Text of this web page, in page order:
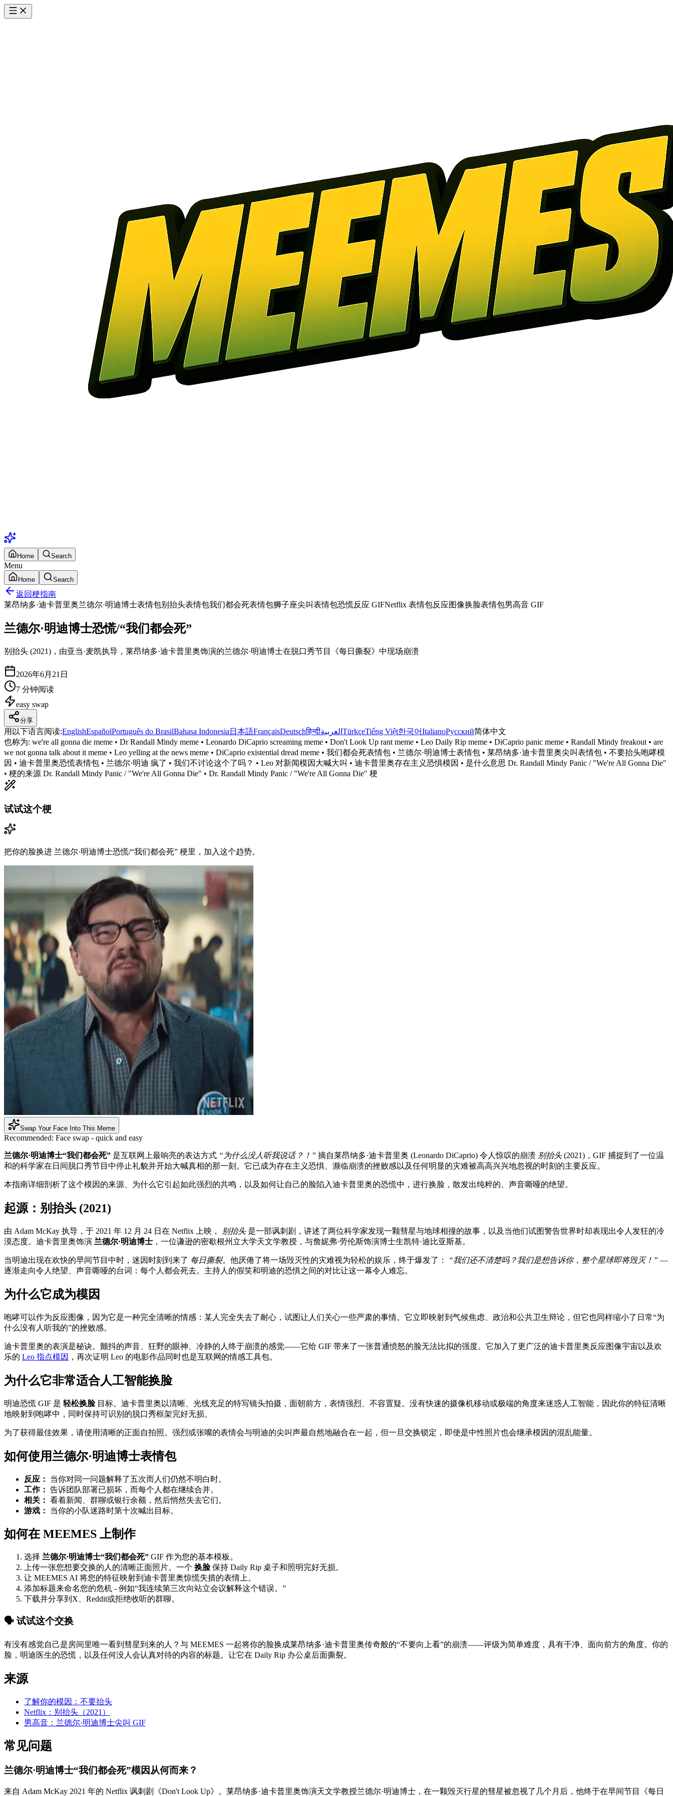
Home Search
Menu
Home Search
返回梗指南
莱昂纳多·迪卡普里奥兰德尔·明迪博士表情包别抬头表情包我们都会死表情包狮子座尖叫表情包恐慌反应 GIFNetflix 表情包反应图像换脸表情包男高音 GIF
兰德尔·明迪博士恐慌/“我们都会死”
别抬头 (2021)，由亚当·麦凯执导，莱昂纳多·迪卡普里奥饰演的兰德尔·明迪博士在脱口秀节目《每日撕裂》中现场崩溃
2026年6月21日
7 分钟阅读
easy swap
分享
用以下语言阅读:EnglishEspañolPortuguês do BrasilBahasa Indonesia 日本語FrançaisDeutschहिन्दीالعربية TürkçeTiếng Việt한국어ItalianoРусский简体中文
也称为: we're all gonna die meme • Dr Randall Mindy meme • Leonardo DiCaprio screaming meme • Don't Look Up rant meme • Leo Daily Rip meme • DiCaprio panic meme • Randall Mindy freakout • are
we not gonna talk about it meme • Leo yelling at the news meme • DiCaprio existential dread meme • 我们都会死表情包 • 兰德尔·明迪博士表情包 • 莱昂纳多·迪卡普里奥尖叫表情包 • 不要抬头咆哮模
因 • 迪卡普里奥恐慌表情包 • 兰德尔·明迪 疯了 • 我们不讨论这个了吗？ • Leo 对新闻模因大喊大叫 • 迪卡普里奥存在主义恐惧模因 • 是什么意思 Dr. Randall Mindy Panic / "We're All Gonna Die"
• 梗的来源 Dr. Randall Mindy Panic / "We're All Gonna Die" • Dr. Randall Mindy Panic / "We're All Gonna Die" 梗
试试这个梗
把你的脸换进 兰德尔·明迪博士恐慌/“我们都会死” 梗里，加入这个趋势。
Swap Your Face Into This Meme
Recommended: Face swap - quick and easy
兰德尔·明迪博士“我们都会死” 是互联网上最响亮的表达方式 “为什么没人听我说话？！” 摘自莱昂纳多·迪卡普里奥 (Leonardo DiCaprio) 令人惊叹的崩溃 别抬头(2021)，GIF 捕捉到了一位温
和的科学家在日间脱口秀节目中停止礼貌并开始大喊真相的那一刻。它已成为存在主义恐惧、濒临崩溃的挫败感以及任何明显的灾难被高高兴兴地忽视的时刻的主要反应。
本指南详细剖析了这个模因的来源、为什么它引起如此强烈的共鸣，以及如何让自己的脸陷入迪卡普里奥的恐慌中，进行换脸，散发出纯粹的、声音嘶哑的绝望。
起源：别抬头 (2021)
由 Adam McKay 执导，于 2021 年 12 月 24 日在 Netflix 上映， 别抬头是一部讽刺剧，讲述了两位科学家发现一颗彗星与地球相撞的故事，以及当他们试图警告世界时却表现出令人发狂的冷
漠态度。迪卡普里奥饰演 兰德尔·明迪博士 ，一位谦逊的密歇根州立大学天文学教授，与詹妮弗·劳伦斯饰演博士生凯特·迪比亚斯基。
当明迪出现在欢快的早间节目中时，迷因时刻到来了 每日撕裂。他厌倦了将一场毁灭性的灾难视为轻松的娱乐，终于爆发了： “我们还不清楚吗？我们是想告诉你，整个星球即将毁灭！” —
逐渐走向令人绝望、声音嘶哑的台词：每个人都会死去。主持人的假笑和明迪的恐惧之间的对比让这一幕令人难忘。
为什么它成为模因
咆哮可以作为反应图像，因为它是一种完全清晰的情感：某人完全失去了耐心，试图让人们关心一些严肃的事情。它立即映射到气候焦虑、政治和公共卫生辩论，但它也同样缩小了日常“为
什么没有人听我的”的挫败感。
迪卡普里奥的表演是秘诀。颤抖的声音、狂野的眼神、冷静的人终于崩溃的感觉——它给 GIF 带来了一张普通愤怒的脸无法比拟的强度。它加入了更广泛的迪卡普里奥反应图像宇宙以及欢
乐的 Leo 指点模因 ，再次证明 Leo 的电影作品同时也是互联网的情感工具包。
为什么它非常适合人工智能换脸
明迪恐慌 GIF 是 轻松换脸目标。迪卡普里奥以清晰、光线充足的特写镜头拍摄，面朝前方，表情强烈、不容置疑。没有快速的摄像机移动或极端的角度来迷惑人工智能，因此你的特征清晰
地映射到咆哮中，同时保持可识别的脱口秀框架完好无损。
为了获得最佳效果，请使用清晰的正面自拍照。强烈或张嘴的表情会与明迪的尖叫声最自然地融合在一起，但一旦交换锁定，即使是中性照片也会继承模因的混乱能量。
如何使用兰德尔·明迪博士表情包
反应：
当你对同一问题解释了五次而人们仍然不明白时。
工作： 告诉团队部署已损坏，而每个人都在继续合并。
相关： 看着新闻、群聊或银行余额，然后悄然失去它们。
游戏：
当你的小队迷路时第十次喊出目标。
如何在 MEEMES 上制作
选择 兰德尔·明迪博士“我们都会死” GIF 作为您的基本模板。
上传一张您想要交换的人的清晰正面照片。一个 换脸保持 Daily Rip 桌子和照明完好无损。
让 MEEMES AI 将您的特征映射到迪卡普里奥惊慌失措的表情上。
添加标题来命名您的危机 - 例如“我连续第三次向站立会议解释这个错误。”
下载并分享到X、Reddit或拒绝收听的群聊。
🗣️ 试试这个交换
有没有感觉自己是房间里唯一看到彗星到来的人？与 MEEMES 一起将你的脸换成莱昂纳多·迪卡普里奥传奇般的“不要向上看”的崩溃——评级为简单难度，具有干净、面向前方的角度。你的
脸，明迪医生的恐慌，以及任何没人会认真对待的内容的标题。让它在 Daily Rip 办公桌后面撕裂。
来源
了解你的模因：不要抬头
Netflix：别抬头（2021）
男高音：兰德尔·明迪博士尖叫 GIF
常见问题
兰德尔·明迪博士“我们都会死”模因从何而来？
来自 Adam McKay 2021 年的 Netflix 讽刺剧《Don't Look Up》。莱昂纳多·迪卡普里奥饰演天文学教授兰德尔·明迪博士，在一颗毁灭行星的彗星被忽视了几个月后，他终于在早间节目《每日